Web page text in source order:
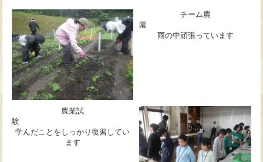
チーム農
雨の中頑張っています
農業試
験
学んだことをしっかり復習してい
ます